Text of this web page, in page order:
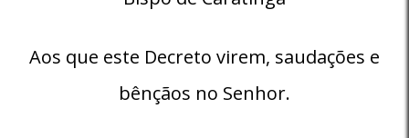
Aos que este Decreto virem, saudações e
bênçãos no Senhor.